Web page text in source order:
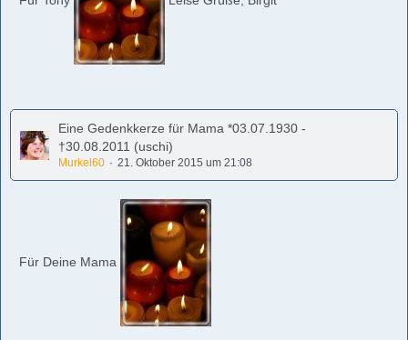
Eine Gedenkkerze für Mama *03.07.1930 -
†30.08.2011 (uschi)
Murkel60 21. Oktober 2015 um 21:08
Für Deine Mama